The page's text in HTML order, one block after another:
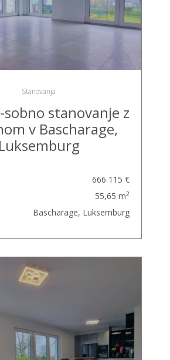
Stanovanja
sobno stanovanje z
v Bascharage,
Luksemburg
666 115 €
55,65 m2
Bascharage, Luksemburg